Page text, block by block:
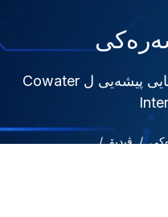
د. برایان ستاینز پسپۆڕێ ڕێنمایی پیشەیی ل Cowater
ڤیدیۆ